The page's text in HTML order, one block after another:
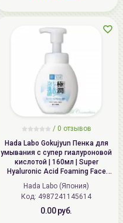
/ 0 отзывов
Hada Labo Gokujyun Пенка для
умывания с супер гиалуроновой
кислотой | 160мл | Super
Hyaluronic Acid Foaming Face
Wash
Hada Labo (Япония)
Код: 4987241145614
0.00 руб.